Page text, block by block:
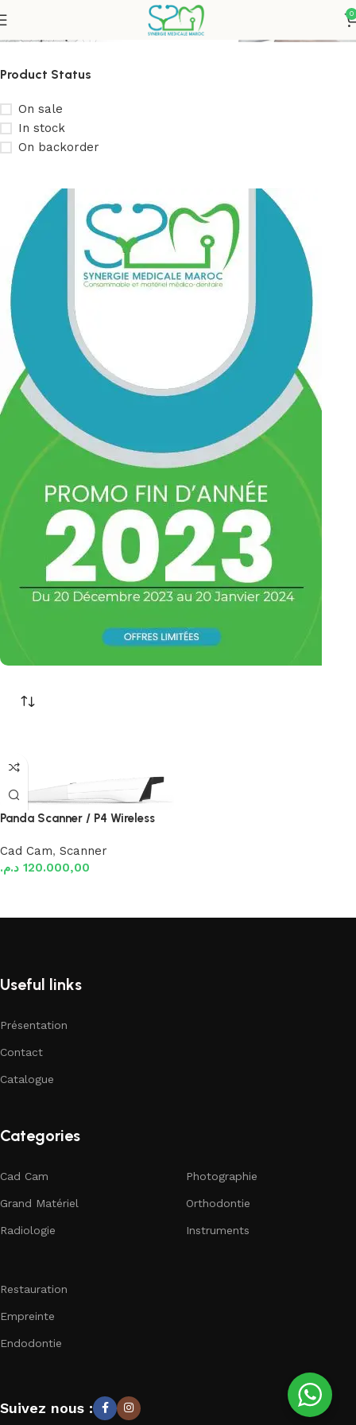
0
Scanner
Product Status
On sale
In stock
On backorder
Panda Scanner / P4 Wireless
Cad Cam, Scanner
120.000,00 د.م.
Useful links
Présentation
Contact
Catalogue
Categories
Cad Cam
Grand Matériel
Radiologie
Photographie
Orthodontie
Instruments
Restauration
Empreinte
Endodontie
Suivez nous :